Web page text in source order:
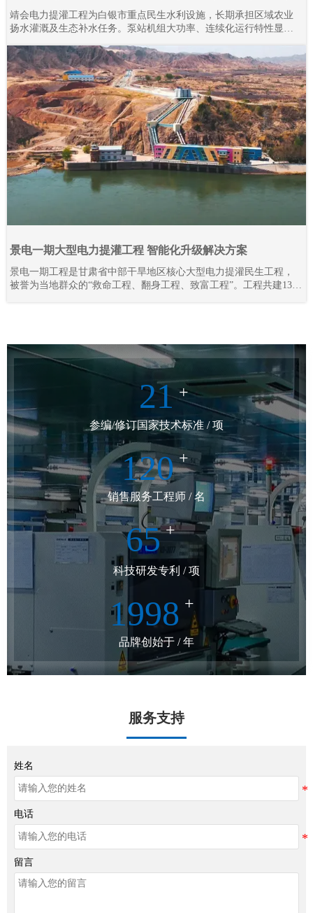
靖会电力提灌工程为白银市重点民生水利设施，长期承担区域农业
扬水灌溉及生态补水任务。泵站机组大功率、连续化运行特性显
全域规模化应用上海雷诺尔高压产品，目前现场部署高压软起动柜
80余台、高压变频器20余台，设备分阶段投运、迭代升级。2015年
至今批量接入高压产品，全系列设备经长期工况验证，运行状态稳
定可靠。
景电一期大型电力提灌工程 智能化升级解决方案
景电一期工程是甘肃省中部干旱地区核心大型电力提灌民生工程，
被誉为当地群众的“救命工程、翻身工程、致富工程”。工程共建13座
21 +
参编/修订国家技术标准 / 项
120 +
销售服务工程师 / 名
65 +
科技研发专利 / 项
1998 +
品牌创始于 / 年
服务支持
姓名
电话
留言